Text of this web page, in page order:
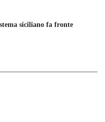
siciliano fa fronte